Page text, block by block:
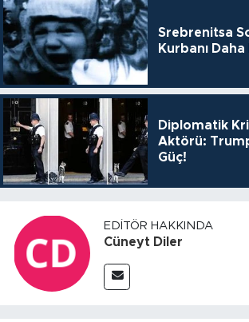
Srebrenitsa
Kurbanı
Diplomatik
Aktörü:
Güç!
EDITÖR HAKKINDA
Cüneyt Diler